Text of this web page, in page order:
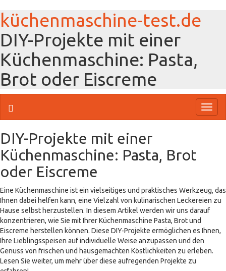
küchenmaschine-test.de
DIY-Projekte mit einer
Küchenmaschine: Pasta,
Brot oder Eiscreme
DIY-Projekte mit einer
Küchenmaschine: Pasta, Brot
oder Eiscreme
Eine Küchenmaschine ist ein vielseitiges und praktisches Werkzeug, das
Ihnen dabei helfen kann, eine Vielzahl von kulinarischen Leckereien zu
Hause selbst herzustellen. In diesem Artikel werden wir uns darauf
konzentrieren, wie Sie mit Ihrer Küchenmaschine Pasta, Brot und
Eiscreme herstellen können. Diese DIY-Projekte ermöglichen es Ihnen,
Ihre Lieblingsspeisen auf individuelle Weise anzupassen und den
Genuss von frischen und hausgemachten Köstlichkeiten zu erleben.
Lesen Sie weiter, um mehr über diese aufregenden Projekte zu